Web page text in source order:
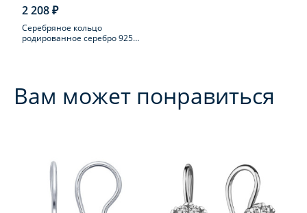
2 208 ₽
Серебряное кольцо
родированное серебро 925
Вам может понравиться